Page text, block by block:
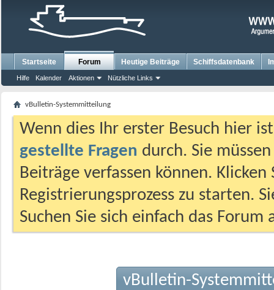
Startseite Forum
Hilfe Kalender Aktionen Nützliche Links
Heutige Beiträge Schiffsdatenbank
vBulletin-Systemmitteilung
Wenn dies Ihr erster Besuch hier
gestellte Fragen durch. Sie
Beiträge verfassen können.
Registrierungsprozess zu starten.
Suchen Sie sich einfach das
vBulletin-